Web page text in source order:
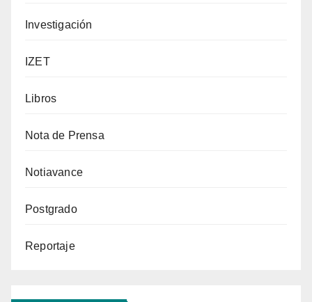
Investigación
IZET
Libros
Nota de Prensa
Notiavance
Postgrado
Reportaje